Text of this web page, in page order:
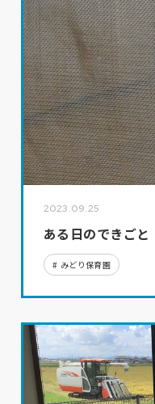
2023.09.25
ある日のできごと
みどり保育園